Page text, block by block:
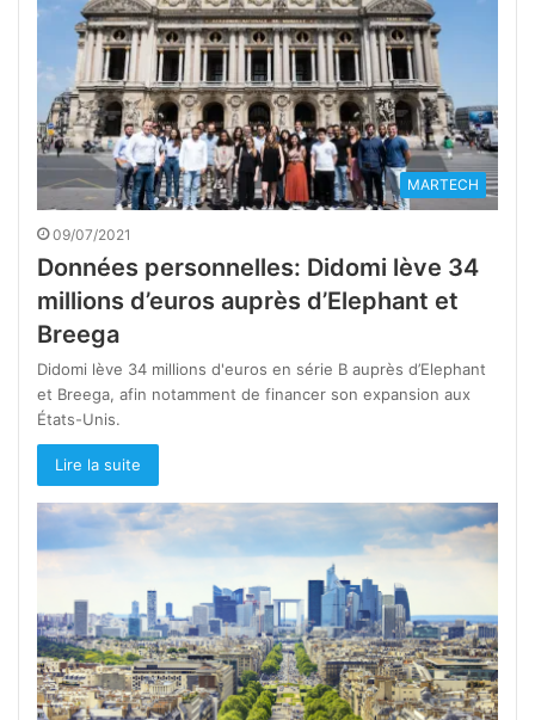
MARTECH
09/07/2021
Données personnelles: Didomi lève 34
millions d’euros auprès d’Elephant et
Breega
Didomi lève 34 millions d'euros en série B auprès d’Elephant
et Breega, afin notamment de financer son expansion aux
États-Unis.
Lire la suite